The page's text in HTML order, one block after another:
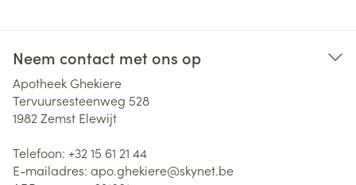
Neem contact met ons op
Apotheek Ghekiere
Tervuursesteenweg 528
1982 Zemst Elewijt
Telefoon: +32 15 61 21 44
E-mailadres: apo.ghekiere@skynet.be